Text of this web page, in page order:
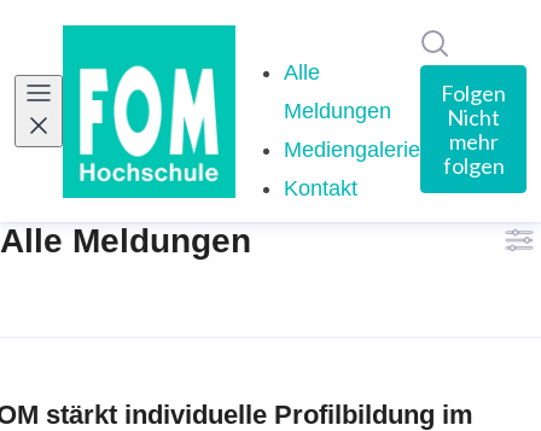
Alle
Meldungen
Mediengalerie
Kontakt
Folgen
Nicht
mehr
folgen
Alle Meldungen
stärkt individuelle Profilbildung im